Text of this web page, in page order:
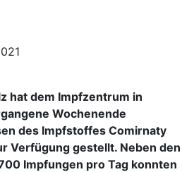
hat dem Impfzentrum in
Wochenende
des Impfstoffes Comirnaty
Verfügung gestellt. Neben den
Impfungen pro Tag konnten